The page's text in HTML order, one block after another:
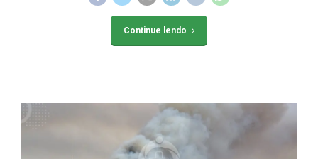
Continue lendo